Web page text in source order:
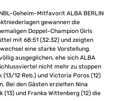
Geheim-Mitfavorit ALBA BERLIN
gewannen die
Doppel-Champion Girls
mit 68:51 (32:32) und zeigten
eine starke Vorstellung.
ausgeglichen, ehe sich ALBA
nicht mehr zu stoppen
(13/12 Reb.) und Victoria Poros (12)
Bei den Gästen erzielten Nina
(13) und Franka Wittenberg (12) die